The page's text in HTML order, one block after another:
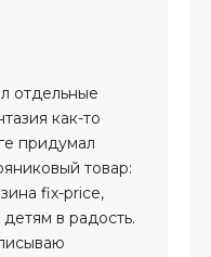
отдельные
как-то
придумал
товар:
fix-price,
в радость.